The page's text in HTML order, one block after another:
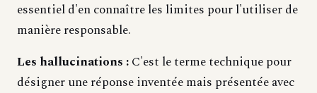
essentiel d'en connaître les limites pour l'utiliser de
manière responsable.
Les hallucinations :C'est le terme technique pour
désigner une réponse inventée mais présentée avec